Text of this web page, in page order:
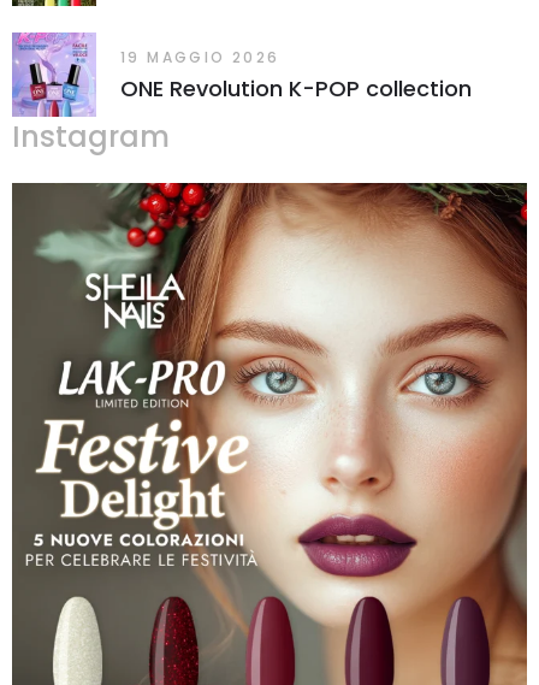
19 MAGGIO 2026
ONE Revolution K-POP collection
Instagram